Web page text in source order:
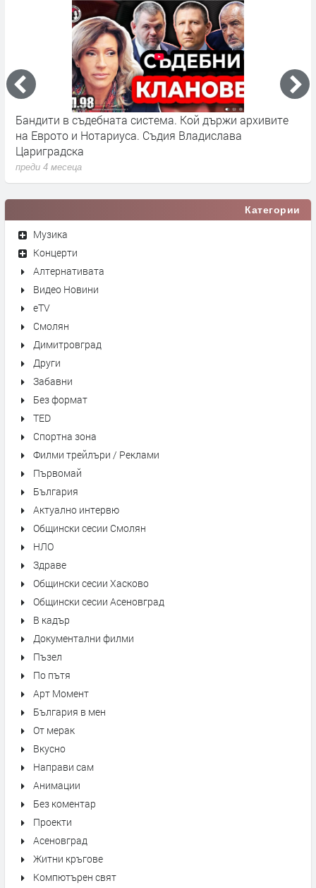
Бандити в съдебната система. Кой държи архивите
на Еврото и Нотариуса. Съдия Владислава
Цариградска
преди 4 месеца
Категории
Музика
Концерти
Алтернативата
Видео Новини
eTV
Смолян
Димитровград
Други
Забавни
Без формат
TED
Спортна зона
Филми трейлъри / Реклами
Първомай
България
Актуално интервю
Общински сесии Смолян
НЛО
Здраве
Общински сесии Хасково
Общински сесии Асеновград
В кадър
Документални филми
Пъзел
По пътя
Арт Момент
България в мен
От мерак
Вкусно
Направи сам
Анимации
Без коментар
Проекти
Асеновград
Житни кръгове
Компютърен свят